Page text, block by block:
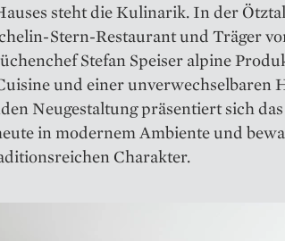
steht die Kulinarik. In der
Stern-Restaurant und Träger
Stefan Speiser alpine
und einer unverwechselbaren
Neugestaltung präsentiert sich das
in modernem Ambiente und
Charakter.